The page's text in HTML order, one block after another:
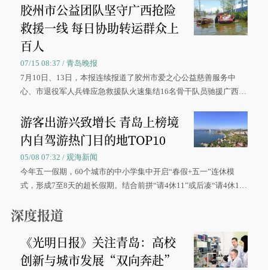
胶州市公益团队坚守广西抢险
救援一线 每日协助转运群众上
百人
07/15 08:37 / 青岛晚报
7月10日、13日，本报连续报道了胶州市爱之心公益慈善服务中
心、市退役军人兵锋应急救援队火速集结16名骨干队员驰援广西灾
游客出游兴致增长 青岛上榜境
内自驾游热门目的地TOP10
05/08 07:32 / 观海新闻
今年五一假期，60个城市的中小学集中开启“春假+五一”连休模
式，形成7至8天的超长假期。结合前拼“请4休11”或后凑“请4休1
深度报道
《光明日报》关注青岛：高校
创新与城市发展“双向奔赴”